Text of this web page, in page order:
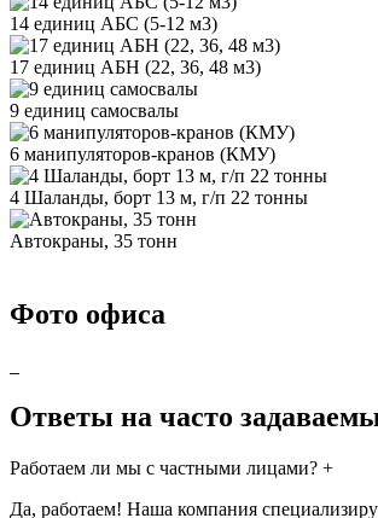
14 единиц АБС (5-12 м3)
17 единиц АБН (22, 36, 48 м3)
9 единиц самосвалы
6 манипуляторов-кранов (КМУ)
4 Шаланды, борт 13 м, г/п 22 тонны
Автокраны, 35 тонн
Фото офиса
Ответы на часто
Работаем ли мы с частными лицами? +
Да, работаем! Наша компания